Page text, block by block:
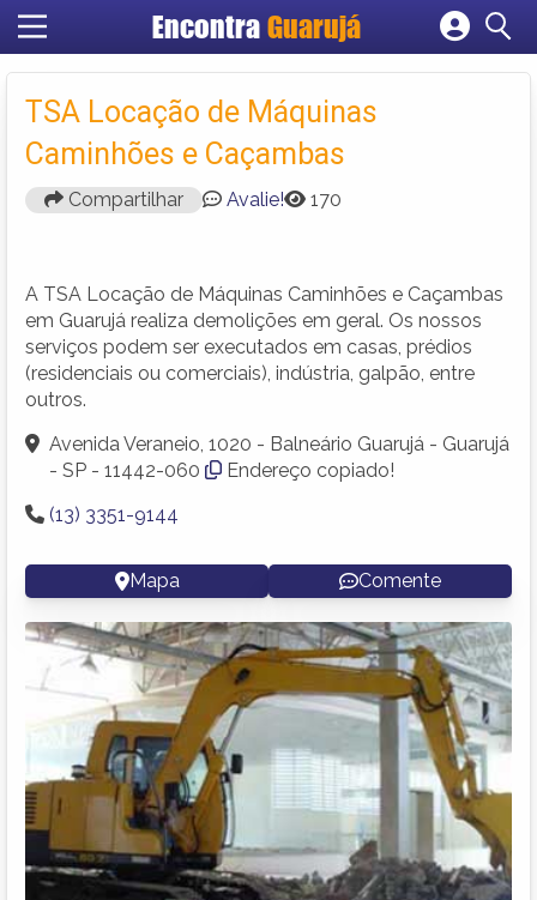
Encontra Guarujá
Cadastrar empresa
Criar conta
TSA Locação de Máquinas
Caminhões e Caçambas
Compartilhar Avalie! 170
A TSA Locação de Máquinas Caminhões e Caçambas
em Guarujá realiza demolições em geral. Os nossos
serviços podem ser executados em casas, prédios
(residenciais ou comerciais), indústria, galpão, entre
outros.
Avenida Veraneio, 1020 - Balneário Guarujá - Guarujá
- SP - 11442-060
Endereço copiado!
(13) 3351-9144
Mapa Comente